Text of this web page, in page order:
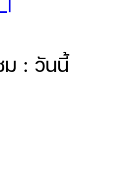
ม : วันนี้